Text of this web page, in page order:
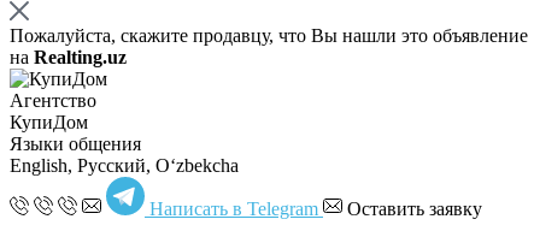
Пожалуйста, скажите продавцу, что Вы нашли это объявление
на Realting.uz
Агентство
КупиДом
Языки общения
English, Русский, Oʻzbekcha
Написать в Telegram Оставить заявку